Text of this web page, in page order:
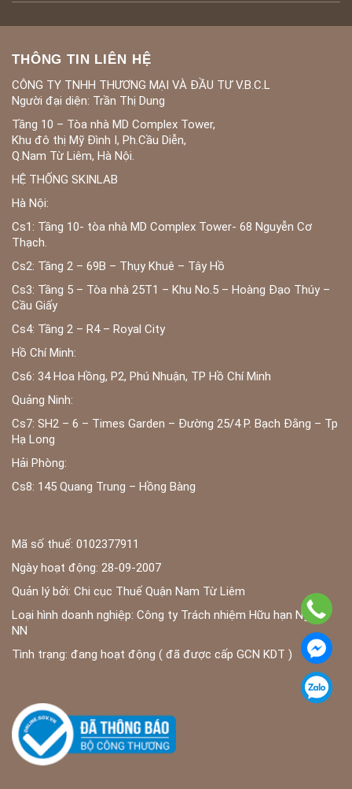
THÔNG TIN LIÊN HỆ
CÔNG TY TNHH THƯƠNG MẠI VÀ ĐẦU TƯ V.B.C.L
Người đại diện: Trần Thị Dung
Tầng 10 – Tòa nhà MD Complex Tower,
Khu đô thị Mỹ Đình I, Ph.Cầu Diễn,
Q.Nam Từ Liêm, Hà Nội.
HỆ THỐNG SKINLAB
Hà Nội:
Cs1: Tầng 10- tòa nhà MD Complex Tower- 68 Nguyễn Cơ
Thạch.
Cs2: Tầng 2 – 69B – Thụy Khuê – Tây Hồ
Cs3: Tầng 5 – Tòa nhà 25T1 – Khu No.5 – Hoàng Đạo Thúy –
Cầu Giấy
Cs4: Tầng 2 – R4 – Royal City
Hồ Chí Minh:
Cs6: 34 Hoa Hồng, P2, Phú Nhuận, TP Hồ Chí Minh
Quảng Ninh:
Cs7: SH2 – 6 – Times Garden – Đường 25/4 P. Bạch Đằng – Tp
Hạ Long
Hải Phòng:
Cs8: 145 Quang Trung – Hồng Bàng
Mã số thuế: 0102377911
Ngày hoạt động: 28-09-2007
Quản lý bởi: Chi cục Thuế Quận Nam Từ Liêm
Loại hình doanh nghiệp: Công ty Trách nhiệm Hữu hạn Ngoài
NN
Tình trạng: đang hoạt động ( đã được cấp GCN KDT )